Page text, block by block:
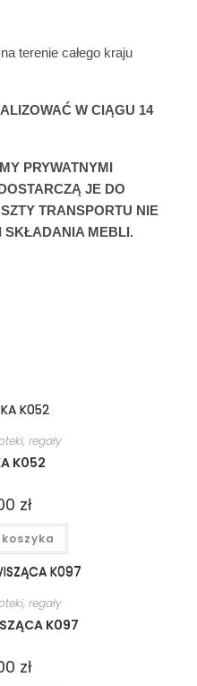
terenie całego kraju
W CIĄGU 14
PRYWATNYMI
JE DO
TRANSPORTU NIE
SKŁADANIA MEBLI.
regały
K052
zł
regały
K097
zł